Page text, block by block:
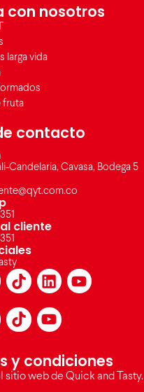
con nosotros
larga vida
fruta
contacto
Candelaria, Cavasa, Bodega 5
cliente
y condiciones
sitio web de Quick and Tasty.